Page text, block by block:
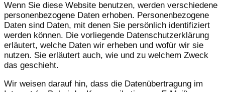
Wenn Sie diese Website benutzen, werden verschiedene
personenbezogene Daten erhoben. Personenbezogene
Daten sind Daten, mit denen Sie persönlich identifiziert
werden können. Die vorliegende Datenschutzerklärung
erläutert, welche Daten wir erheben und wofür wir sie
nutzen. Sie erläutert auch, wie und zu welchem Zweck
das geschieht.
Wir weisen darauf hin, dass die Datenübertragung im